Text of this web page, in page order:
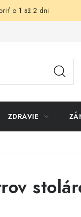
o 1 až 2 dni
osobných údajov
ZDRAVIE